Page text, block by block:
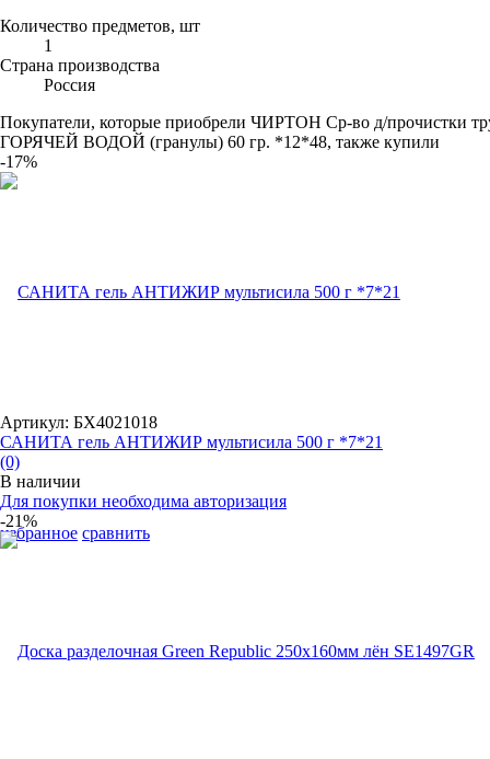
Количество предметов, шт
1
Страна производства
Россия
Покупатели, которые приобрели ЧИРТОН Ср-во д/прочистки
ГОРЯЧЕЙ ВОДОЙ (гранулы) 60 гр. *12*48, также купили
-17%
избранное сравнить
Артикул: БХ4021018
САНИТА гель АНТИЖИР мультисила 500 г *7*21
(0)
В наличии
Для покупки необходима авторизация
-21%